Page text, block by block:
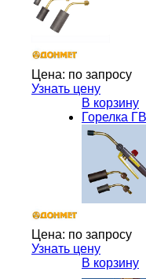
Цена: по запросу
Узнать цену
В корзину
Горелка
Цена: по запросу
Узнать цену
В корзину